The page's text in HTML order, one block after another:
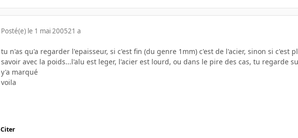
Posté(e) le 1 mai 200521 a
tu n'as qu'a regarder l'epaisseur, si c'est fin (du genre 1mm) c'est de l'acier, sinon si c'est
savoir avec la poids...l'alu est leger, l'acier est lourd, ou dans le pire des cas, tu
y'a marqué
voila
Citer